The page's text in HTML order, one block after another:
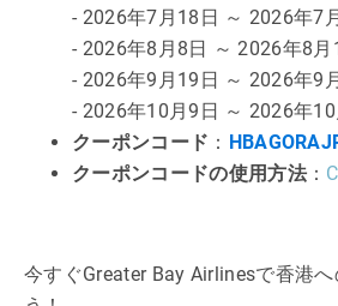
- 2026年7月18日 ～ 2026年7
- 2026年8月8日 ～ 2026年8月
- 2026年9月19日 ～ 2026年9
- 2026年10月9日 ～ 2026年10
クーポンコード ：
クーポンコードの使用方法：
今すぐGreater Bay Airlinesで香港